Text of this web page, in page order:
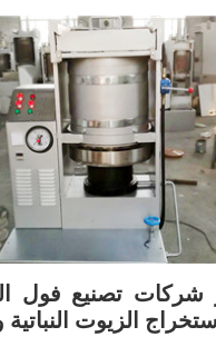
شركات تصنيع فول
الزيوت